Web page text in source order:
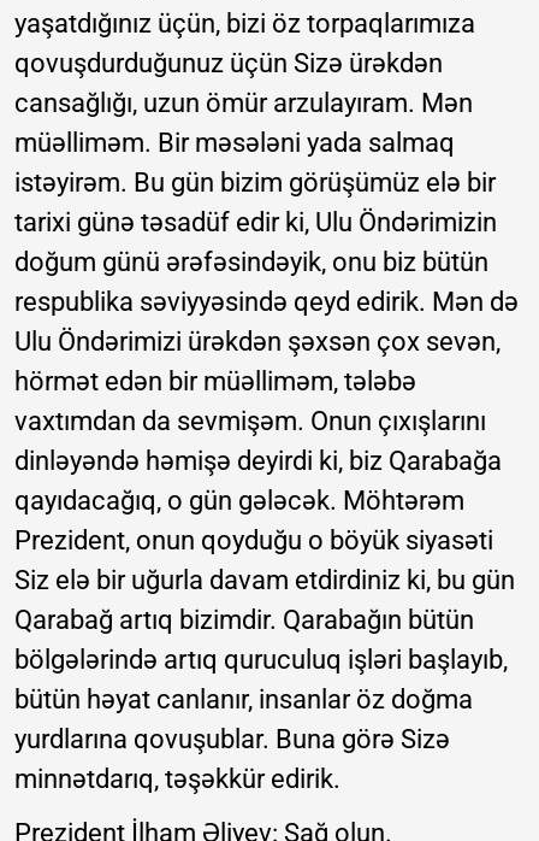
yaşatdığınız üçün, bizi öz torpaqlarımıza
qovuşdurduğunuz üçün Sizə ürəkdən
cansağlığı, uzun ömür arzulayıram. Mən
müəlliməm. Bir məsələni yada salmaq
istəyirəm. Bu gün bizim görüşümüz elə bir
tarixi günə təsadüf edir ki, Ulu Öndərimizin
doğum günü ərəfəsindəyik, onu biz bütün
respublika səviyyəsində qeyd edirik. Mən də
Ulu Öndərimizi ürəkdən şəxsən çox sevən,
hörmət edən bir müəlliməm, tələbə
vaxtımdan da sevmişəm. Onun çıxışlarını
dinləyəndə həmişə deyirdi ki, biz Qarabağa
qayıdacağıq, o gün gələcək. Möhtərəm
Prezident, onun qoyduğu o böyük siyasəti
Siz elə bir uğurla davam etdirdiniz ki, bu gün
Qarabağ artıq bizimdir. Qarabağın bütün
bölgələrində artıq quruculuq işləri başlayıb,
bütün həyat canlanır, insanlar öz doğma
yurdlarına qovuşublar. Buna görə Sizə
minnətdarıq, təşəkkür edirik.
Prezident İlham Əliyev: Sağ olun.